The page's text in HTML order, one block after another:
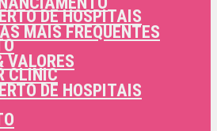
DE HOSPITAIS
CLINIC
MAIS FREQUENTES
VALORES
DE HOSPITAIS